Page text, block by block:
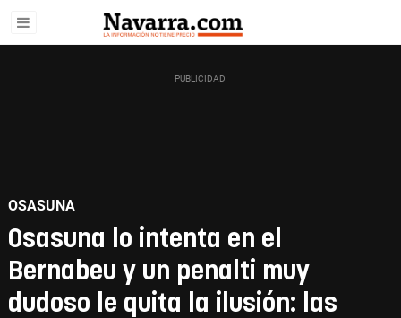
OSASUNA
Osasuna lo intenta en el
Bernabeu y un penalti muy
dudoso le quita la ilusión: las